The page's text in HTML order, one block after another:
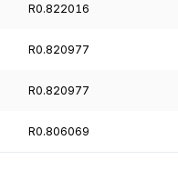
R0.822016
R0.820977
R0.820977
R0.806069